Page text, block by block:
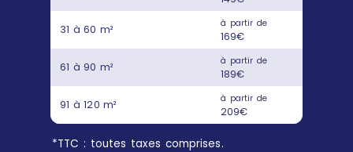
31 à 60 m² à partir de
169€
61 à 90 m² à partir de
189€
91 à 120 m² à partir de
209€
*TTC : toutes taxes comprises.